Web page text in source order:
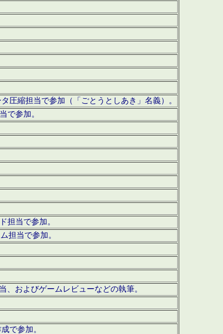
圧縮担当で参加（「ごとうとしあき」名義）。
で参加。
担当で参加。
担当で参加。
、およびゲームレビューなどの執筆。
で参加。